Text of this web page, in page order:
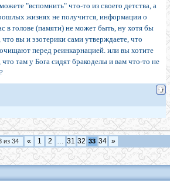
"вспомнить" что-то из своего детства, а
жизнях не получится, информации о
в голове (памяти) не может быть, ну хотя бы
вы и эзотерики сами утверждаете, что
перед реинкарнацией. или вы хотите
что там у Бога сидят бракоделы и вам что-то не
из 34 « 1 2 31 32 33 34 »